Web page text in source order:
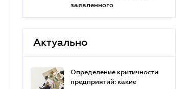
заявленного
Актуально
Определение критичности
предприятий: какие